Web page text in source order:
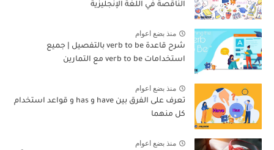
الناقصة في اللغة الإنجليزية
منذ بضع اعوام
شرح قاعدة verb to be بالتفصيل | جميع
استخدامات verb to be مع التمارين
منذ بضع اعوام
تعرف على الفرق بين have و has و قواعد استخدام
كل منهما
منذ بضع اعوام